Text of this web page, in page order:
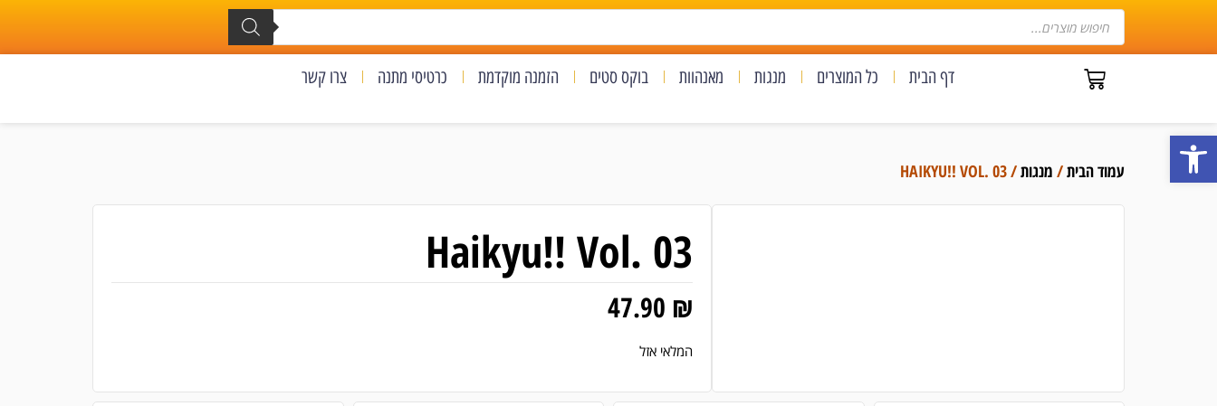
פתח סרגל נגישות
דף הבית כל המוצרים מנגות מאנהוות בוקס סטים הזמנה מוקדמת כרטיסי מתנה צרו קשר
עמוד הבית/ מנגות/ HAIKYU!! VOL. 03
Haikyu!! Vol. 03
47.90 ₪
המלאי אזל